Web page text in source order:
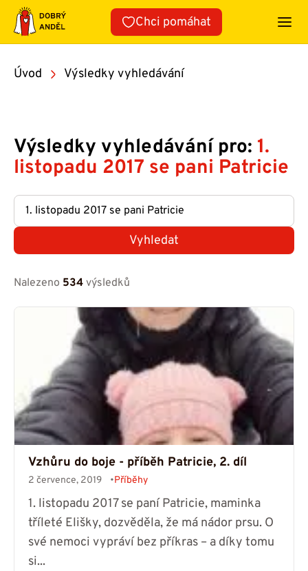
Přeskočit
obsah
Chci pomáhat
Úvod Výsledky vyhledávání
Výsledky vyhledávání pro: 1.
listopadu 2017 se pani Patricie
Vyhledat
Nalezeno 534 výsledků
Vzhůru do boje - příběh Patricie, 2. díl
2 července, 2019 Příběhy
1. listopadu 2017 se paní Patricie, maminka
tříleté Elišky, dozvěděla, že má nádor prsu. O
své nemoci vypráví bez příkras – a díky tomu
si...